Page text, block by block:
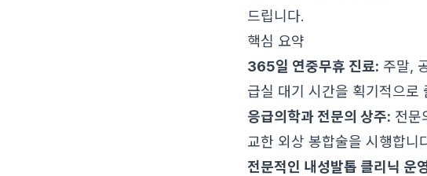
드립니다.
핵심 요약
365일 연중무휴 진료: 주말,
급실 대기 시간을 획기적으로
응급의학과 전문의 상주: 전문
교한 외상 봉합술을 시행합니
전문적인 내성발톱 클리닉 운